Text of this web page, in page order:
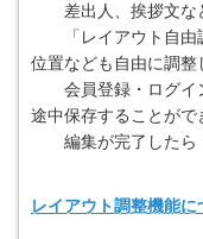
差出人、挨拶文など
「レイアウト自由
位置なども自由に調整
会員登録・ログイ
途中保存することがで
編集が完了したら「
レイアウト調整機能に